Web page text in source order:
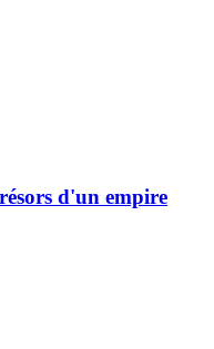
d'un empire